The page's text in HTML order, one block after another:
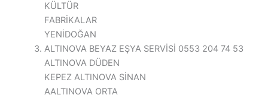
KÜLTÜR
FABRİKALAR
YENİDOĞAN
ALTINOVA BEYAZ EŞYA SERVİSİ 0553 204 74 53
ALTINOVA DÜDEN
KEPEZ ALTINOVA SİNAN
AALTINOVA ORTA